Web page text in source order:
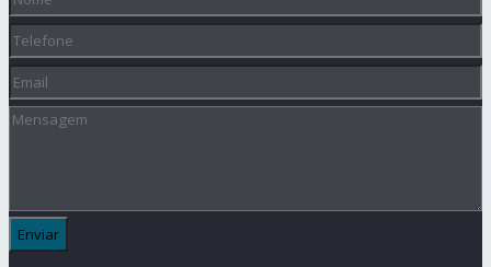
Telefone
Email
Mensagem